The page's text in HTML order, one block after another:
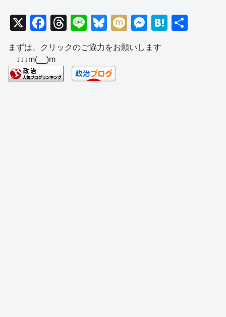
X
F
a
c
e
b
T
hr
e
a
d
Li
n
e
Bl
u
e
sk
y
M
ixi
M
e
ss
H
まずは、クリックのご協力をお願いします
↓↓↓m(__)m